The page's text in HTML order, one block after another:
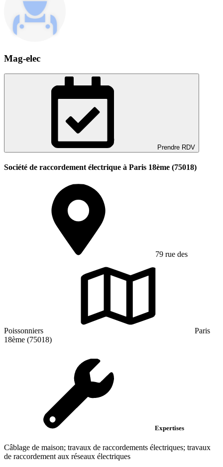
Mag-elec
Prendre RDV
Société de raccordement électrique à Paris 18ème (75018)
79 rue des
Poissonniers
Paris
18ème (75018)
Expertises
Câblage de maison; travaux de raccordements électriques; travaux
de raccordement aux réseaux électriques